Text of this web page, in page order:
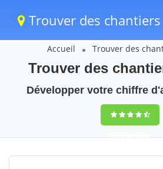
Trouver des chantiers
Accueil Trouver des
Trouver des
Développer votre chiffre
9,5(100%)60
votes